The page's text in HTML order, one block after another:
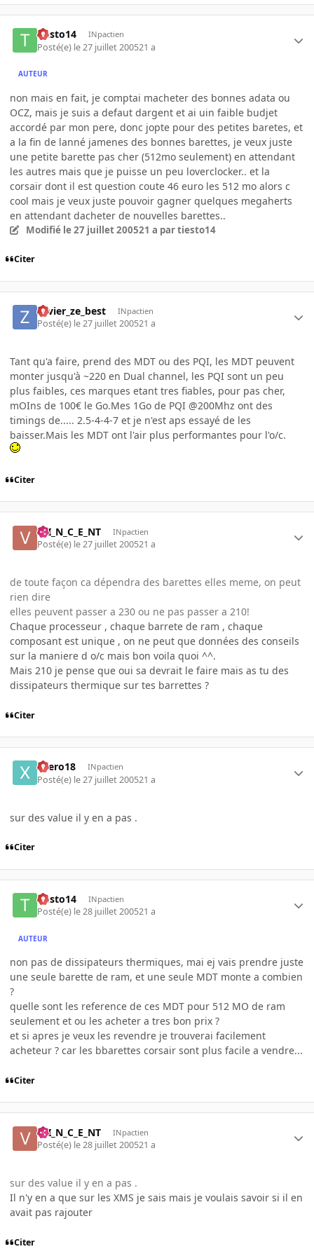
tiesto14 INpactien
Posté(e) le 27 juillet 200521 a
AUTEUR
non mais en fait, je comptai macheter des bonnes adata ou
OCZ, mais je suis a defaut dargent et ai uin faible budjet
accordé par mon pere, donc jopte pour des petites baretes, et
a la fin de lanné jamenes des bonnes barettes, je veux juste
une petite barette pas cher (512mo seulement) en attendant
les autres mais que je puisse un peu loverclocker.. et la
corsair dont il est question coute 46 euro les 512 mo alors c
cool mais je veux juste pouvoir gagner quelques megaherts
en attendant dacheter de nouvelles barettes..
Modifié le 27 juillet 200521 a par tiesto14
Citer
zavier_ze_best INpactien
Posté(e) le 27 juillet 200521 a
Tant qu'a faire, prend des MDT ou des PQI, les MDT peuvent
monter jusqu'à ~220 en Dual channel, les PQI sont un peu
plus faibles, ces marques etant tres fiables, pour pas cher,
mOIns de 100€ le Go.Mes 1Go de PQI @200Mhz ont des
timings de..... 2.5-4-4-7 et je n'est aps essayé de les
baisser.Mais les MDT ont l'air plus performantes pour l'o/c.
Citer
V_I_N_C_E_NT INpactien
Posté(e) le 27 juillet 200521 a
de toute façon ca dépendra des barettes elles meme, on peut
rien dire
elles peuvent passer a 230 ou ne pas passer a 210!
Chaque processeur , chaque barrete de ram , chaque
composant est unique , on ne peut que données des conseils
sur la maniere d o/c mais bon voila quoi ^^.
Mais 210 je pense que oui sa devrait le faire mais as tu des
dissipateurs thermique sur tes barrettes ?
Citer
xaero18 INpactien
Posté(e) le 27 juillet 200521 a
sur des value il y en a pas .
Citer
tiesto14 INpactien
Posté(e) le 28 juillet 200521 a
AUTEUR
non pas de dissipateurs thermiques, mai ej vais prendre juste
une seule barette de ram, et une seule MDT monte a combien
?
quelle sont les reference de ces MDT pour 512 MO de ram
seulement et ou les acheter a tres bon prix ?
et si apres je veux les revendre je trouverai facilement
acheteur ? car les bbarettes corsair sont plus facile a vendre...
Citer
V_I_N_C_E_NT INpactien
Posté(e) le 28 juillet 200521 a
sur des value il y en a pas .
Il n'y en a que sur les XMS je sais mais je voulais savoir si il en
avait pas rajouter
Citer